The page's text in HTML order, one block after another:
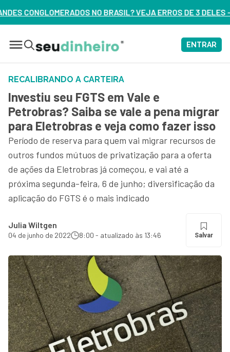
BRASIL? VEJA ERROS DE 3 DELES – ASSISTA AGORA
ENTRAR
RECALIBRANDO A CARTEIRA
Investiu seu FGTS em Vale e
Petrobras? Saiba se vale a pena migrar
para Eletrobras e veja como fazer isso
Período de reserva para quem vai migrar recursos de
outros fundos mútuos de privatização para a oferta
de ações da Eletrobras já começou, e vai até a
próxima segunda-feira, 6 de junho; diversificação da
aplicação do FGTS é o mais indicado
Julia Wiltgen
04 de junho de 2022 8:00 - atualizado às 13:46 Salvar